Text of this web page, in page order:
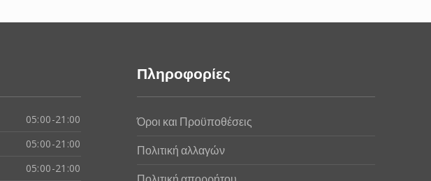
05:00-21:00
05:00-21:00
05:00-21:00
Πληροφορίες
Όροι και Προϋποθέσεις
Πολιτική αλλαγών
Πολιτική απορρήτου